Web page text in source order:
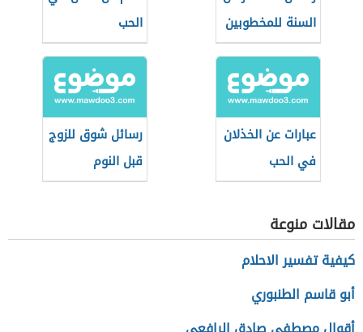
السنة للمخطوبين
الحب
عبارات عن الخذلان
في الحب
رسائل شوق للزوج
قبل النوم
مقالات منوعة
كيفية تفسير الاحلام
أبو قاسم الطنبوري